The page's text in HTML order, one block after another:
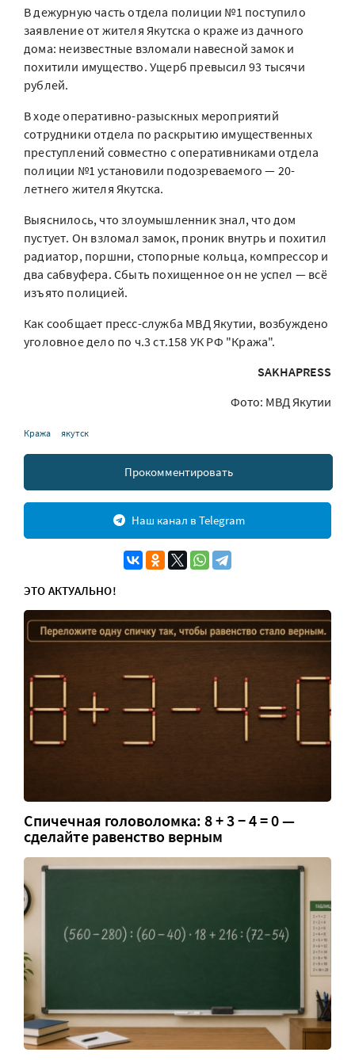
В дежурную часть отдела полиции №1 поступило
заявление от жителя Якутска о краже из дачного
дома: неизвестные взломали навесной замок и
похитили имущество. Ущерб превысил 93 тысячи
рублей.
В ходе оперативно-разыскных мероприятий
сотрудники отдела по раскрытию имущественных
преступлений совместно с оперативниками отдела
полиции №1 установили подозреваемого — 20-
летнего жителя Якутска.
Выяснилось, что злоумышленник знал, что дом
пустует. Он взломал замок, проник внутрь и похитил
радиатор, поршни, стопорные кольца, компрессор и
два сабвуфера. Сбыть похищенное он не успел — всё
изъято полицией.
Как сообщает пресс-служба МВД Якутии, возбуждено
уголовное дело по ч.3 ст.158 УК РФ "Кража".
SAKHAPRESS
Фото: МВД Якутии
Кража якутск
Прокомментировать
Наш канал в Telegram
ЭТО АКТУАЛЬНО!
Спичечная головоломка: 8 + 3 − 4 = 0 —
сделайте равенство верным